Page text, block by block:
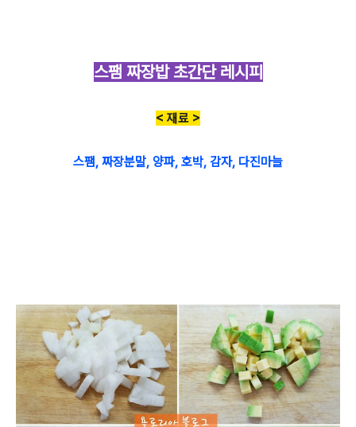
스팸 짜장밥 초간단 레시피
< 재료 >
스팸, 짜장분말, 양파, 호박, 감자, 다진마늘